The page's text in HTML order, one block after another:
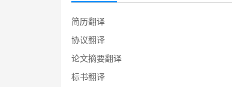
简历翻译
协议翻译
论文摘要翻译
标书翻译